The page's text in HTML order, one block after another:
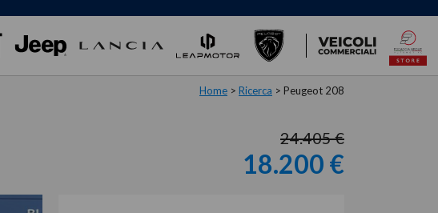
Home > Ricerca > Peugeot 208
24.405 €
18.200 €